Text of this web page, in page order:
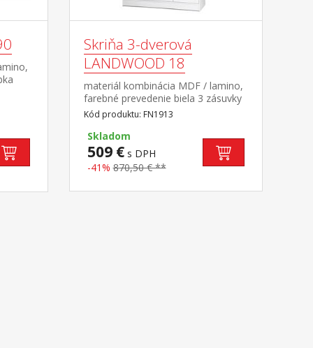
Skriňa 3-dverová
LANDWOOD 18
materiál kombinácia MDF / lamino,
farebné prevedenie biela 3 zásuvky
s kovovými pojazdmi, 4 úzke a 1
široká polica 1 šatníková tyč,
úchytky starožitného vzhľadu súčasť
zostavy Landwood
Kód produktu: FN1913
Skladom
509 €s DPH
-41% 870,50 € **